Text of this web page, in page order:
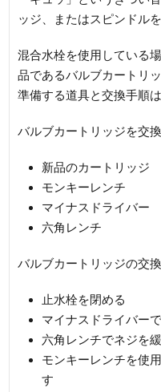
ッジ、またはスピンドル
混合水栓を使用している
品であるバルブカートリ
準備する道具と交換手順
バルブカートリッジを交
新品のカートリッジ
モンキーレンチ
マイナスドライバー
六角レンチ
バルブカートリッジの交
止水栓を閉める
マイナスドライバー
六角レンチでネジを
モンキーレンチを使
す